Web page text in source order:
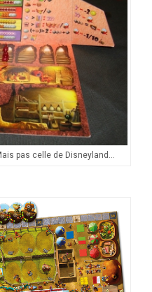
pas celle de Disneyland…